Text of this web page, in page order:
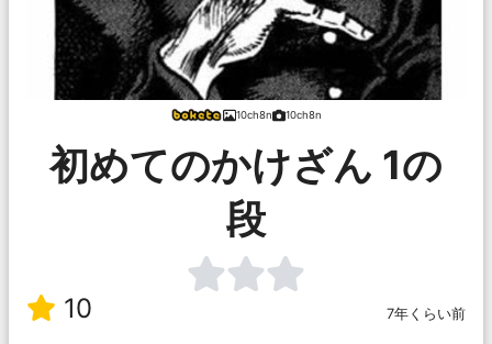
10ch8n 10ch8n
初めてのかけざん 1の
段
10 7年くらい前